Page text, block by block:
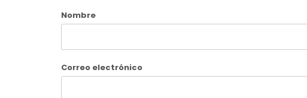
Nombre
Correo electrónico